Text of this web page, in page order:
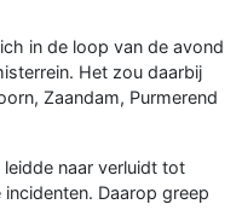
in de loop van de avond
Het zou daarbij
Zaandam, Purmerend
naar verluidt tot
Daarop greep